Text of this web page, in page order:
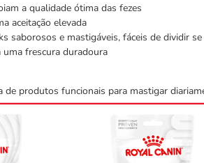
a qualidade ótima das fezes
aceitação elevada
saborosos e mastigáveis, fáceis de dividir se
uma frescura duradoura
de produtos funcionais para mastigar